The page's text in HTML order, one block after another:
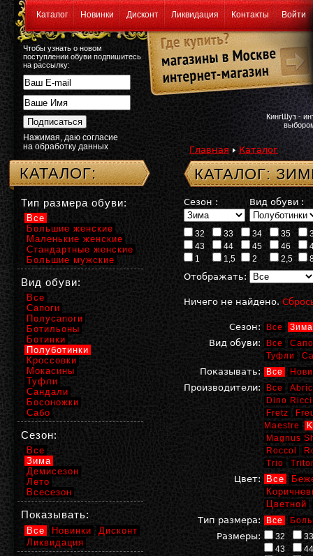
Каталог Новинки Дисконт Ликвидация Контакты Войти
Чтобы узнать о новом
поступлении обуви подпишитесь
на рассылку:
Нажимая, даю согласие
на обработку данных
КингШуз -
Главная Каталог
КАТАЛОГ:
Сезон : Вид обуви :
32 33 34 35
43
44 45 46
1
1,5 2 2,5
Отображать:
Ничего не найдено.
Сезон: Все Зима
Вид обуви: Все
Туфли
Показывать: Все
Производители: Все
Dino Ricci
Fretz
Maestre
Magnus
Roccol
Trio
Цвет: Все
Цветной
Тип размера:
Все
Размеры: 32
33
43
44
КАТАЛОГ:
Тип размера обуви:
Все
Большие женские
Маленькие женские
Стандартные женские
Большие мужские
Вид обуви:
Все
Сапоги
Полусапоги
Ботильоны
Ботинки
Полуботинки
Кроссовки
Мокасины
Туфли
Сандали
Босоножки
Сабо
Сезон:
Все
Зима
Демисезон
Лето
Всесезон
Показывать:
Все Новинки
Дисконт
Ликвидация